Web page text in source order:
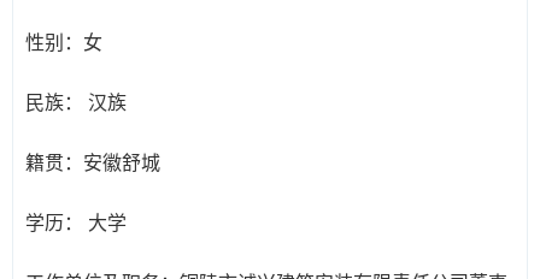
性别： 女
民族： 汉族
籍贯： 安徽舒城
学历： 大学